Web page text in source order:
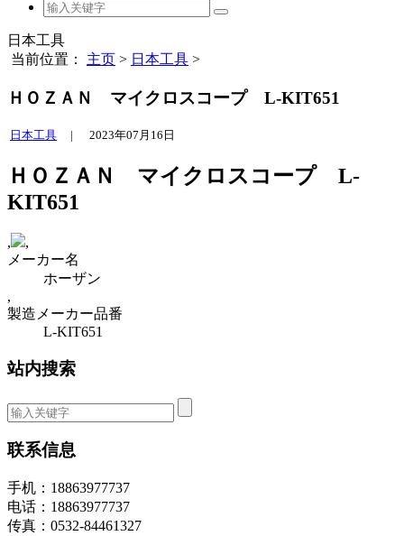
日本工具
当前位置： 主页 > 日本工具 >
ＨＯＺＡＮ マイクロスコープ L-KIT651
日本工具 | 2023年07月16日
ＨＯＺＡＮ マイクロスコープ L-
KIT651
,
,
メーカー名
ホーザン
,
製造メーカー品番
L-KIT651
站内搜索
联系信息
手机：18863977737
电话：18863977737
传真：0532-84461327